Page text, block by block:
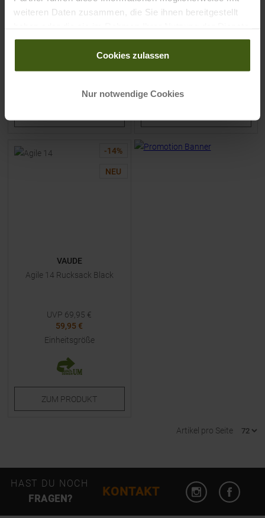
weiteren Daten zusammen, die Sie ihnen bereitgestellt
gesammelt haben.
Cookies zulassen
Nur notwendige Cookies
99,95 €
109,95 €
-14%
NEU
VAUDE
Agile 14 Rucksack Black
UVP 69,95 €
59,95 €
Einheitsgröße
ZUM PRODUKT
Artikel pro Seite
HAST DU NOCH
FRAGEN?
KONTAKT
Instagram